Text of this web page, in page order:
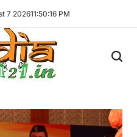
7 202611:50:17 PM